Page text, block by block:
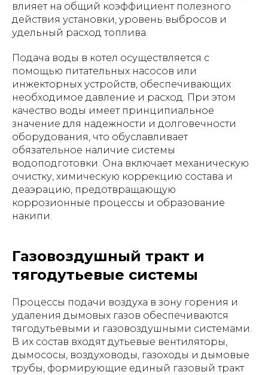
влияет на общий коэффициент полезного
действия установки, уровень выбросов и
удельный расход топлива.
Подача воды в котел осуществляется с
помощью питательных насосов или
инжекторных устройств, обеспечивающих
необходимое давление и расход. При этом
качество воды имеет принципиальное
значение для надежности и долговечности
оборудования, что обуславливает
обязательное наличие системы
водоподготовки. Она включает механическую
очистку, химическую коррекцию состава и
деаэрацию, предотвращающую
коррозионные процессы и образование
накипи.
Газовоздушный тракт и
тягодутьевые системы
Процессы подачи воздуха в зону горения и
удаления дымовых газов обеспечиваются
тягодутьевыми и газовоздушными системами.
В их состав входят дутьевые вентиляторы,
дымососы, воздуховоды, газоходы и дымовые
трубы, формирующие единый газовый тракт